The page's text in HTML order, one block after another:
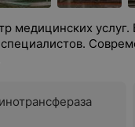
медицинских услуг.